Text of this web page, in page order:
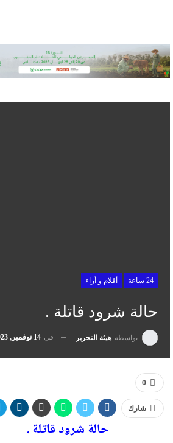
24 ساعة أقلام و أراء
حالة شرود قاتلة .
بواسطة هيئة التحرير في 14 نوفمبر, 2023
0
شارك
حالة شرود قاتلة .